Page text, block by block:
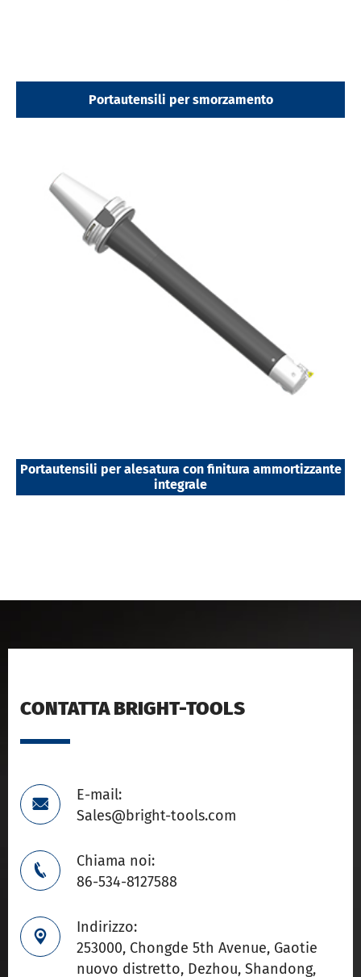
Portautensili per smorzamento
Portautensili per alesatura con finitura ammortizzante
integrale
CONTATTA BRIGHT-TOOLS

E-mail:
Sales@bright-tools.com

Chiama noi:
86-534-8127588

Indirizzo:
253000, Chongde 5th Avenue, Gaotie
nuovo distretto, Dezhou, Shandong,